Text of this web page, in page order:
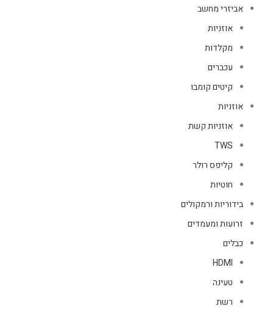
אביזרי מחשב
אוזניות
מקלדות
עכברים
קיטים קומבו
אוזניות
אוזניות קשת
TWS
קליפס רולר
חוטיות
בידוריות ורמקולים
זרועות ומעמדים
כבלים
HDMI
טעינה
רשת